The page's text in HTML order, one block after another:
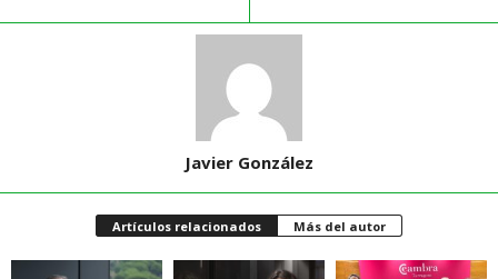
Javier González
Artículos relacionados Más del autor